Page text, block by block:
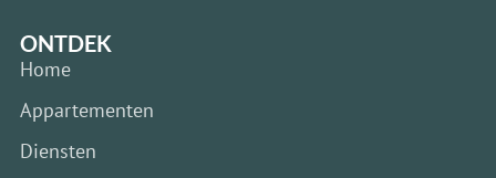
ONTDEK
Home
Appartementen
Diensten